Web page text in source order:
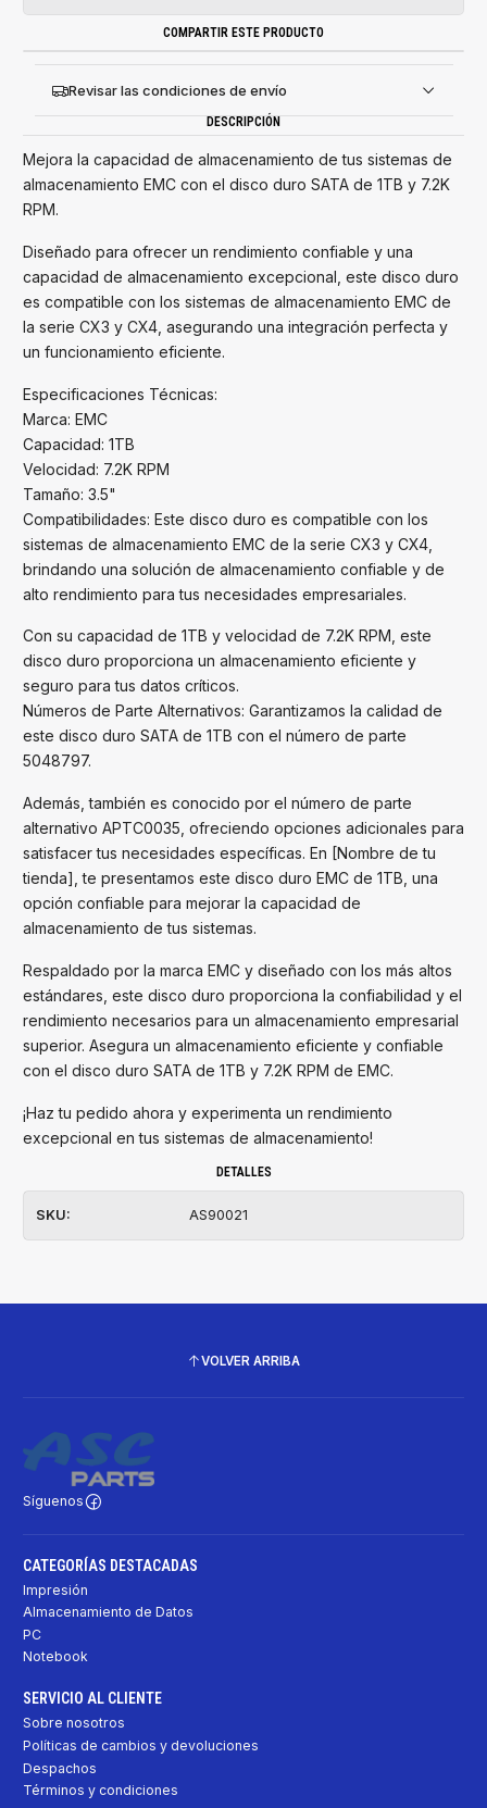
COMPARTIR ESTE PRODUCTO
Revisar las condiciones de envío
DESCRIPCIÓN
Mejora la capacidad de almacenamiento de tus sistemas de
almacenamiento EMC con el disco duro SATA de 1TB y 7.2K
RPM.
Diseñado para ofrecer un rendimiento confiable y una
capacidad de almacenamiento excepcional, este disco duro
es compatible con los sistemas de almacenamiento EMC de
la serie CX3 y CX4, asegurando una integración perfecta y
un funcionamiento eficiente.
Especificaciones Técnicas:
Marca: EMC
Capacidad: 1TB
Velocidad: 7.2K RPM
Tamaño: 3.5"
Compatibilidades: Este disco duro es compatible con los
sistemas de almacenamiento EMC de la serie CX3 y CX4,
brindando una solución de almacenamiento confiable y de
alto rendimiento para tus necesidades empresariales.
Con su capacidad de 1TB y velocidad de 7.2K RPM, este
disco duro proporciona un almacenamiento eficiente y
seguro para tus datos críticos.
Números de Parte Alternativos: Garantizamos la calidad de
este disco duro SATA de 1TB con el número de parte
5048797.
Además, también es conocido por el número de parte
alternativo APTC0035, ofreciendo opciones adicionales para
satisfacer tus necesidades específicas. En [Nombre de tu
tienda], te presentamos este disco duro EMC de 1TB, una
opción confiable para mejorar la capacidad de
almacenamiento de tus sistemas.
Respaldado por la marca EMC y diseñado con los más altos
estándares, este disco duro proporciona la confiabilidad y el
rendimiento necesarios para un almacenamiento empresarial
superior. Asegura un almacenamiento eficiente y confiable
con el disco duro SATA de 1TB y 7.2K RPM de EMC.
¡Haz tu pedido ahora y experimenta un rendimiento
excepcional en tus sistemas de almacenamiento!
DETALLES
SKU: AS90021
VOLVER ARRIBA
Síguenos
CATEGORÍAS DESTACADAS
Impresión
Almacenamiento de Datos
PC
Notebook
SERVICIO AL CLIENTE
Sobre nosotros
Políticas de cambios y devoluciones
Despachos
Términos y condiciones